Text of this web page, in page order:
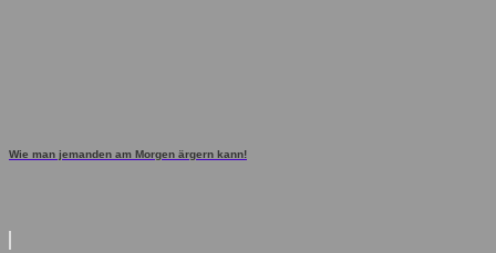
Wie man jemanden am Morgen ärgern kann!